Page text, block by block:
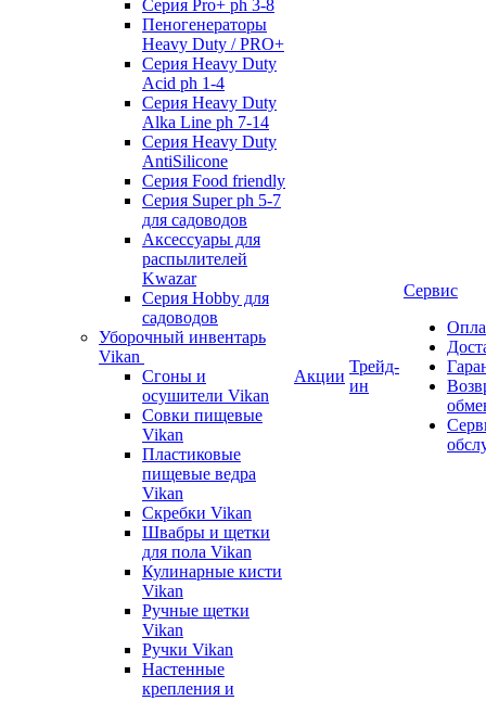
Серия Pro+ ph 3-8
Пеногенераторы
Heavy Duty / PRO+
Серия Heavy Duty
Acid ph 1-4
Серия Heavy Duty
Alka Line ph 7-14
Серия Heavy Duty
AntiSilicone
Серия Food friendly
Серия Super ph 5-7
для садоводов
Аксессуары для
распылителей
Kwazar
Серия Hobby для
садоводов
Уборочный инвентарь
Vikan
Сгоны и
осушители Vikan
Совки пищевые
Vikan
Пластиковые
пищевые ведра
Vikan
Скребки Vikan
Швабры и щетки
для пола Vikan
Кулинарные кисти
Vikan
Ручные щетки
Vikan
Ручки Vikan
Настенные
крепления и
Акции
Трейд-
ин
Сервис